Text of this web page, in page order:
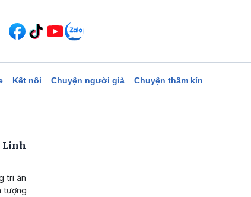
Kết nối Chuyện người già Chuyện thầm kín
Linh
tri ân
tượng